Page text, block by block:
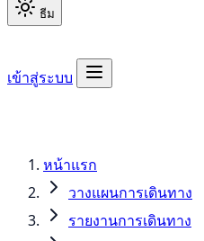
ธีม
เข้าสู่ระบบ
หน้าแรก
วางแผนการเดินทาง
รายงานการเดินทาง